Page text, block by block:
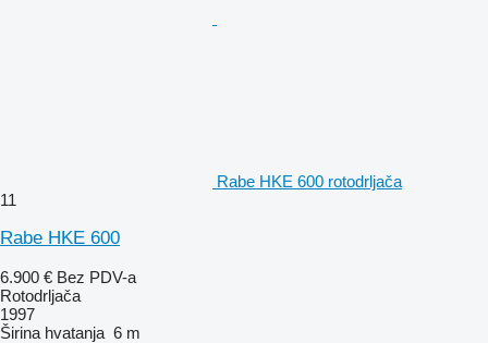
Rabe HKE 600 rotodrljača
11
Rabe HKE 600
6.900 € Bez PDV-a
Rotodrljača
1997
Širina hvatanja 6 m